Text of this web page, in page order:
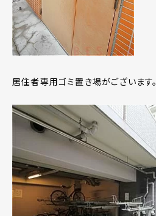
居住者専用ゴミ置き場がございます。